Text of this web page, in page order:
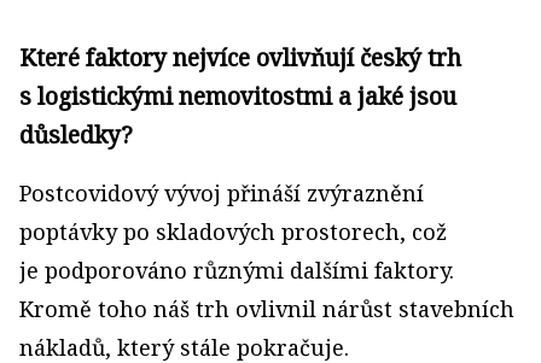
Které faktory nejvíce ovlivňují český trh
s logistickými nemovitostmi a jaké jsou
důsledky?
Postcovidový vývoj přináší zvýraznění
poptávky po skladových prostorech, což
je podporováno různými dalšími faktory.
Kromě toho náš trh ovlivnil nárůst stavebních
nákladů, který stále pokračuje.